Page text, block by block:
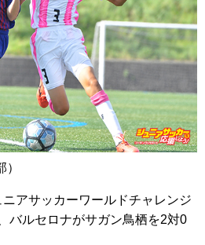
アサッカーワールドチャレンジ
バルセロナがサガン鳥栖を2対0